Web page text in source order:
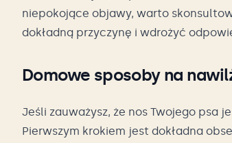
niepokojące objawy, warto
dokładną przyczynę i wdrożyć
Domowe sposoby na
Jeśli zauważysz, że nos Twojego psa
Pierwszym krokiem jest dokładna